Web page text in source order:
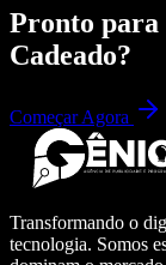
Pronto
Cadeado?
Começar Agora
Transformando o
tecnologia. Somos